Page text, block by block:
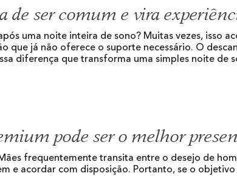
de ser comum e vira
uma noite inteira de sono? Muitas vezes, isso
que já não oferece o suporte necessário. O
diferença que transforma uma simples noite de
pode ser o melhor
frequentemente transita entre o desejo de
e acordar com disposição. Portanto, se o